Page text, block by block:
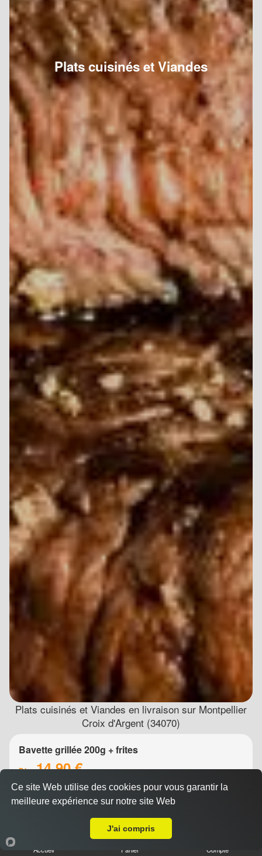
Plats cuisinés et Viandes
Plats cuisinés et Viandes en livraison sur Montpellier
Croix d'Argent (34070)
Bavette grillée 200g + frites
Dès14.90 €
Accueil Panier Compte
Ce site Web utilise des cookies pour vous garantir la
meilleure expérience sur notre site Web
J'ai compris